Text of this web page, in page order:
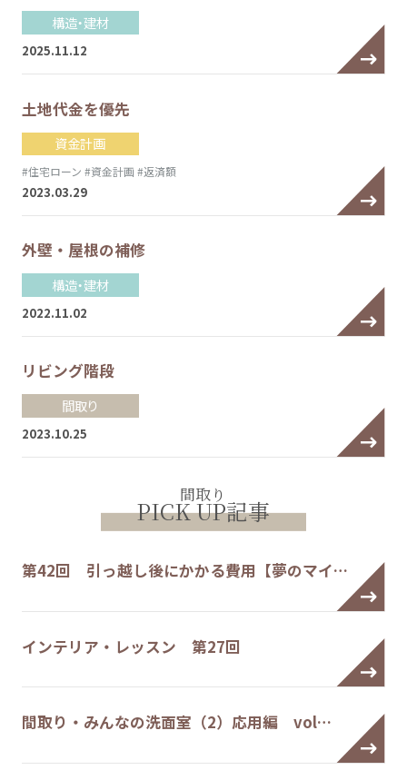
構造・建材
2025.11.12
土地代金を優先
資金計画
#住宅ローン #資金計画 #返済額
2023.03.29
外壁・屋根の補修
構造・建材
2022.11.02
リビング階段
間取り
2023.10.25
間取り
PICK UP記事
第42回 引っ越し後にかかる費用【夢のマイ…
インテリア・レッスン 第27回
間取り・みんなの洗面室（2）応用編 vol…